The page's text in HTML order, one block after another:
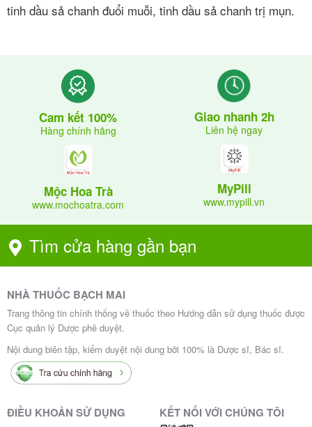
tinh dầu sả chanh đuổi muỗi, tinh dầu sả chanh trị mụn.
Cam kết 100%
Hàng chính hãng
Giao nhanh 2h
Liên hệ ngay
Mộc Hoa Trà
www.mochoatra.com
MyPill
www.mypill.vn
Tìm cửa hàng gần bạn
NHÀ THUỐC BẠCH MAI
Trang thông tin chính thống về thuốc theo Hướng dẫn sử dụng thuốc được
Cục quản lý Dược phê duyệt.
Nội dung biên tập, kiểm duyệt nội dung bởi 100% là Dược sĩ, Bác sĩ.
ĐIỀU KHOẢN SỬ DỤNG KẾT NỐI VỚI CHÚNG TÔI